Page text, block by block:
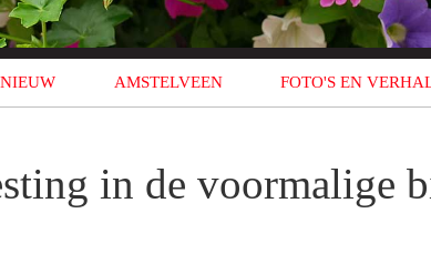
NIEUW AMSTELVEEN FOTO'S EN
in de voormalige